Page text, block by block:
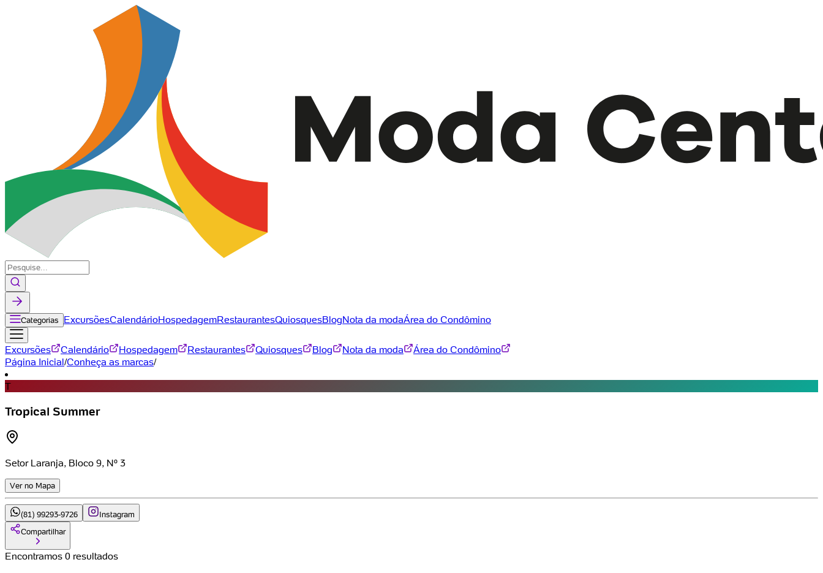
Categorias ExcursõesCalendárioHospedagemRestaurantesQuiosquesBlogNota da modaÁrea do Condômino
Excursões Calendário Hospedagem Restaurantes Quiosques Blog Nota da moda
Área do Condômino
Página Inicial/Conheça as marcas/
T
Tropical Summer
Setor Laranja, Bloco 9, Nº 3
Ver no Mapa
(81) 99293-9726
Instagram
Compartilhar
Encontramos 0 resultados